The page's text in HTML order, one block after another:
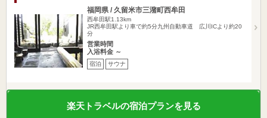
福岡県 / 久留米市三潴町西牟田
西牟田駅1.13km
JR西牟田駅より車で約5分九州自動車道 広川ICより約20
分
営業時間
入浴料金 ～
宿泊 サウナ
楽天トラベルの宿泊プランを見る